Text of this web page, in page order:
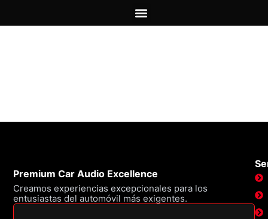
Premium Car Audio Excellence
Creamos experiencias excepcionales para los
entusiastas del automóvil más exigentes.